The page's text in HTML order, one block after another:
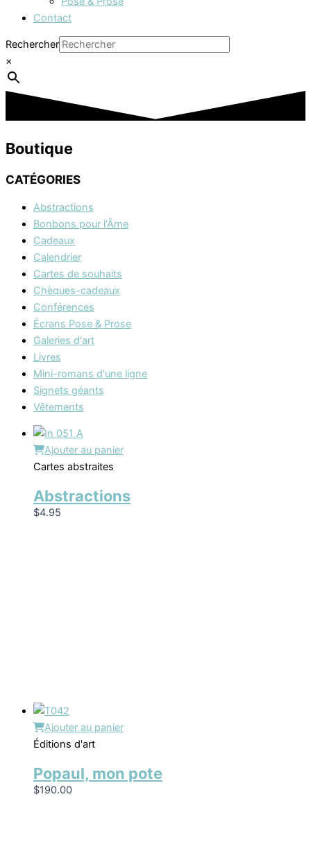
Contact
Rechercher
×
Boutique
CATÉGORIES
Abstractions
Bonbons pour l'Âme
Cadeaux
Calendrier
Cartes de souhaits
Chèques-cadeaux
Conférences
Écrans Pose & Prose
Galeries d'art
Livres
Mini-romans d'une ligne
Signets géants
Vêtements
Ajouter au panier
Cartes abstraites
Abstractions
$4.95
Ajouter au panier
Éditions d'art
Popaul, mon pote
$190.00